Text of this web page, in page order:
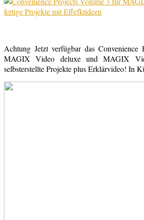
Achtung Jetzt verfügbar das
MAGIX Video deluxe und MAGIX
selbsterstellte Projekte plus Erklärvideo! In